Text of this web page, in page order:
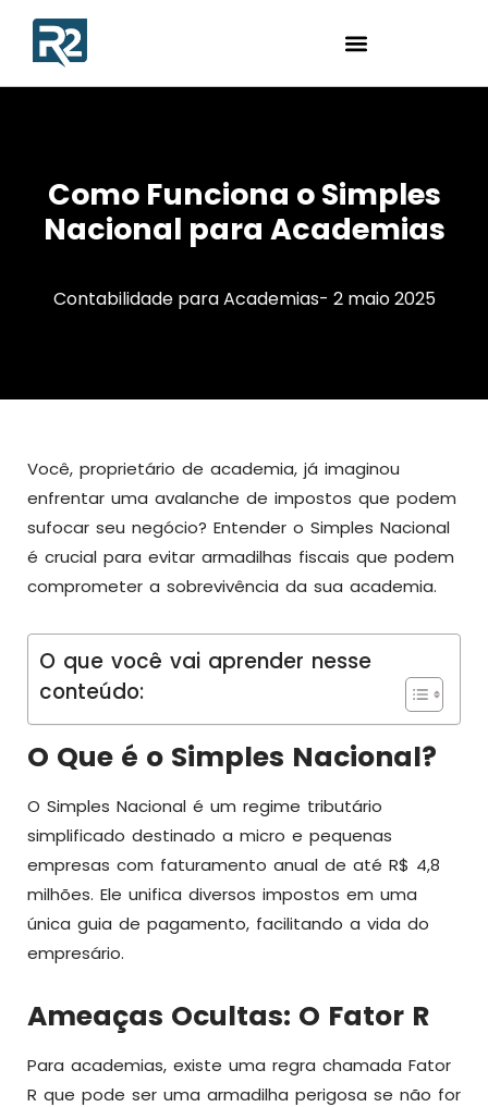
Como Funciona o Simples
Nacional para Academias
Contabilidade para Academias- 2 maio 2025
Você, proprietário de academia, já imaginou
enfrentar uma avalanche de impostos que podem
sufocar seu negócio? Entender o Simples Nacional
é crucial para evitar armadilhas fiscais que podem
comprometer a sobrevivência da sua academia.
O que você vai aprender nesse
conteúdo:
O Que é o Simples Nacional?
O Simples Nacional é um regime tributário
simplificado destinado a micro e pequenas
empresas com faturamento anual de até R$ 4,8
milhões. Ele unifica diversos impostos em uma
única guia de pagamento, facilitando a vida do
empresário.
Ameaças Ocultas: O Fator R
Para academias, existe uma regra chamada Fator
R que pode ser uma armadilha perigosa se não for